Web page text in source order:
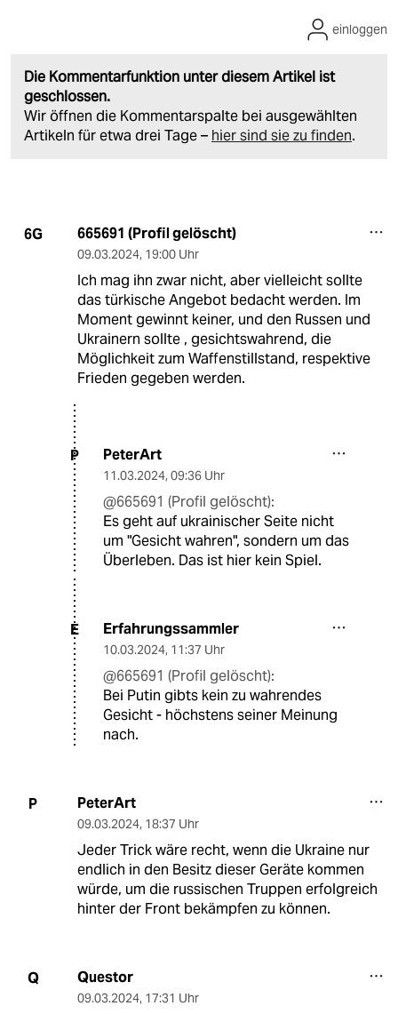
Die Kommentarfunktion unter diesem Artikel ist
geschlossen.
Wir öffnen die Kommentarspalte bei ausgewählten
Artikeln für etwa drei Tage – hier sind sie zu finden.
einloggen
6G 665691 (Profil gelöscht)
09.03.2024, 19:00 Uhr
Ich mag ihn zwar nicht, aber vielleicht sollte
das türkische Angebot bedacht werden. Im
Moment gewinnt keiner, und den Russen und
Ukrainern sollte , gesichtswahrend, die
Möglichkeit zum Waffenstillstand, respektive
Frieden gegeben werden.
P PeterArt
11.03.2024, 09:36 Uhr
@665691 (Profil gelöscht):
Es geht auf ukrainischer Seite nicht
um "Gesicht wahren", sondern um das
Überleben. Das ist hier kein Spiel.
E Erfahrungssammler
10.03.2024, 11:37 Uhr
@665691 (Profil gelöscht):
Bei Putin gibts kein zu wahrendes
Gesicht - höchstens seiner Meinung
nach.
P PeterArt
09.03.2024, 18:37 Uhr
Jeder Trick wäre recht, wenn die Ukraine nur
endlich in den Besitz dieser Geräte kommen
würde, um die russischen Truppen erfolgreich
hinter der Front bekämpfen zu können.
Q Questor
09.03.2024, 17:31 Uhr